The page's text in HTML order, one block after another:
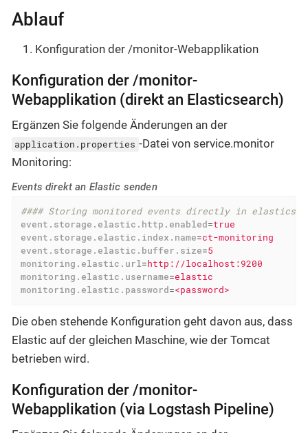
Ablauf
Konfiguration der /monitor-Webapplikation
Konfiguration der /monitor-
Webapplikation (direkt an Elasticsearch)
Ergänzen Sie folgende Änderungen an der
application.properties -Datei von service.monitor
Monitoring:
Events direkt an Elastic senden
#### Storing monitored events directly in
event.storage.elastic.http.enabled=true
event.storage.elastic.index.name=ct-monitoring
event.storage.elastic.buffer.size=5
monitoring.elastic.url=http://localhost:9200
monitoring.elastic.username=elastic
monitoring.elastic.password=<password>
Die oben stehende Konfiguration geht davon aus, dass
Elastic auf der gleichen Maschine, wie der Tomcat
betrieben wird.
Konfiguration der /monitor-
Webapplikation (via Logstash Pipeline)